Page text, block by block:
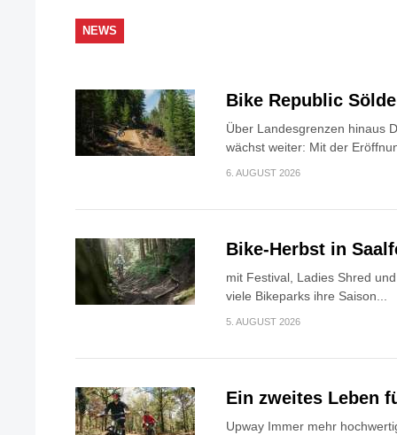
NEWS
Bike Republic
Über Landesgrenzen hinaus
wächst weiter: Mit der
6. AUGUST 2026
Bike-Herbst in
mit Festival, Ladies Shred
viele Bikeparks ihre Saison...
5. AUGUST 2026
Ein zweites Leben
Upway Immer mehr